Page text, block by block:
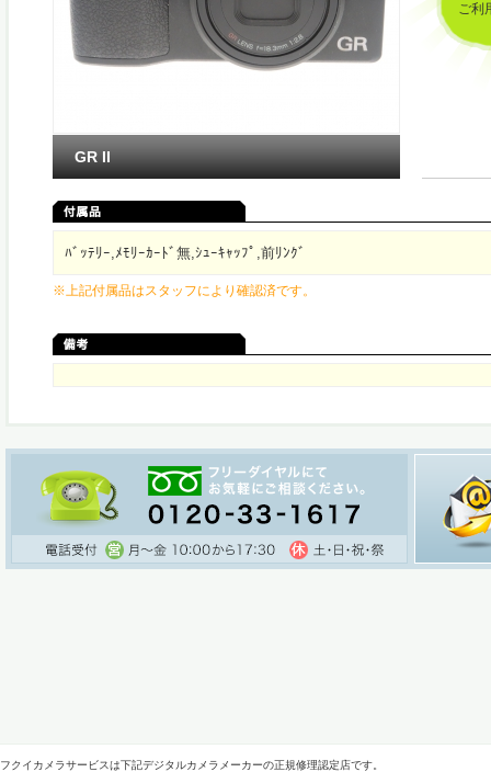
ご利
GR II
ﾊﾞｯﾃﾘｰ,ﾒﾓﾘｰｶｰﾄﾞ無,ｼｭｰｷｬｯﾌﾟ,前ﾘﾝｸﾞ
※上記付属品はスタッフにより確認済です。
フクイカメラサービスは下記デジタルカメラメーカーの正規修理認定店です。